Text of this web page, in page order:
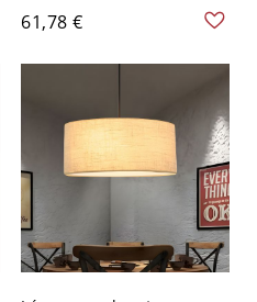
vintage y detalle de
cuerda, con forma de
mano, para uso en
61,78 €